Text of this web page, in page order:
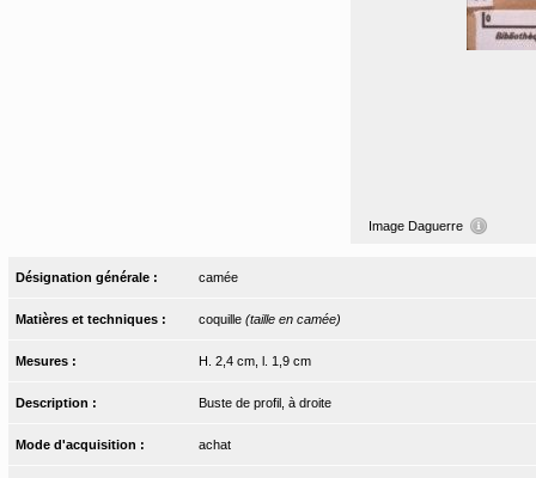
Image Daguerre
Désignation générale : camée
Matières et techniques : coquille (taille en camée)
Mesures : H. 2,4 cm, l. 1,9 cm
Description : Buste de profil, à droite
Mode d'acquisition : achat